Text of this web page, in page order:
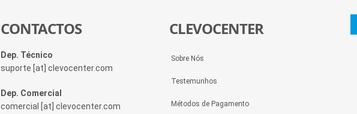
CONTACTOS
Dep. Técnico
suporte [at] clevocenter.com
Dep. Comercial
comercial [at] clevocenter.com
CLEVOCENTER
Sobre Nós
Testemunhos
Métodos de Pagamento